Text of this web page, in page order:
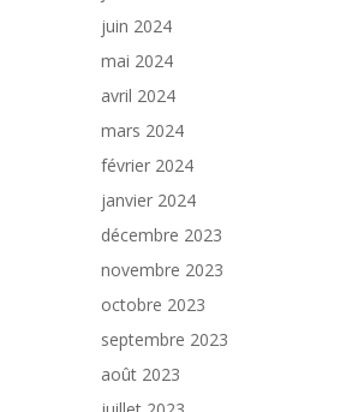
juin 2024
mai 2024
avril 2024
mars 2024
février 2024
janvier 2024
décembre 2023
novembre 2023
octobre 2023
septembre 2023
août 2023